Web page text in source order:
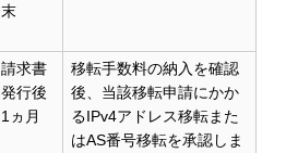
末
請求書
発行後
1ヵ月
移転手数料の納入を確認
後、当該移転申請にかか
るIPv4アドレス移転また
はAS番号移転を承認しま